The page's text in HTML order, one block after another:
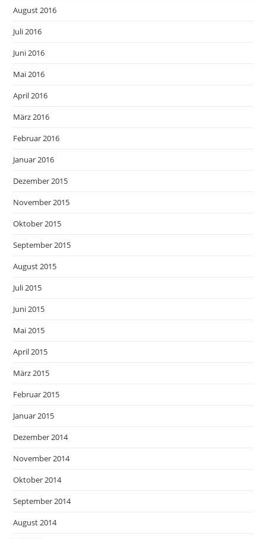
August 2016
Juli 2016
Juni 2016
Mai 2016
April 2016
März 2016
Februar 2016
Januar 2016
Dezember 2015
November 2015
Oktober 2015
September 2015
August 2015
Juli 2015
Juni 2015
Mai 2015
April 2015
März 2015
Februar 2015
Januar 2015
Dezember 2014
November 2014
Oktober 2014
September 2014
August 2014